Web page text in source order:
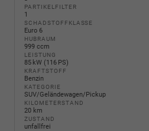
PARTIKELFILTER
1
SCHADSTOFFKLASSE
Euro 6
HUBRAUM
999 ccm
LEISTUNG
85 kW (116 PS)
KRAFTSTOFF
Benzin
KATEGORIE
SUV/Geländewagen/Pickup
KILOMETERSTAND
20 km
ZUSTAND
unfallfrei